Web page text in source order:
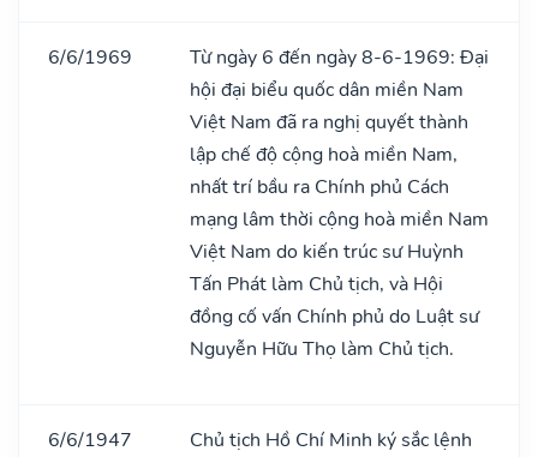
6/6/1969
Từ ngày 6 đến ngày 8-6-1969: Đại
hội đại biểu quốc dân miền Nam
Việt Nam đã ra nghị quyết thành
lập chế độ cộng hoà miền Nam,
nhất trí bầu ra Chính phủ Cách
mạng lâm thời cộng hoà miền Nam
Việt Nam do kiến trúc sư Huỳnh
Tấn Phát làm Chủ tịch, và Hội
đồng cố vấn Chính phủ do Luật sư
Nguyễn Hữu Thọ làm Chủ tịch.
6/6/1947
Chủ tịch Hồ Chí Minh ký sắc lệnh